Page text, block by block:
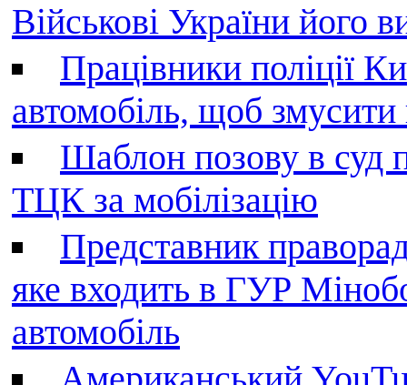
Військові України його
Працівники поліції
автомобіль, щоб
Шаблон позову в суд
ТЦК за мобілізацію
Представник
яке входить в ГУР
автомобіль